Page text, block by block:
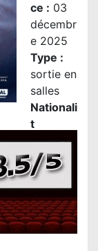
ce : 03
décembr
e 2025
Type :
sortie en
salles
Nationali
t